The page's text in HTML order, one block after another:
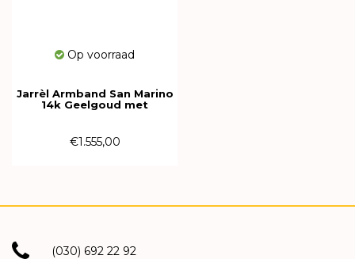
Op voorraad
Jarrèl Armband San Marino
14k Geelgoud met
€1.555,00
(030) 692 22 92